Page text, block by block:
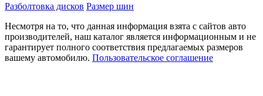
Разболтовка дисков Размер шин
Несмотря на то, что данная информация взята с сайтов авто
производителей, наш каталог является информационным и не
гарантирует полного соответствия предлагаемых размеров
вашему автомобилю. Пользовательское соглашение